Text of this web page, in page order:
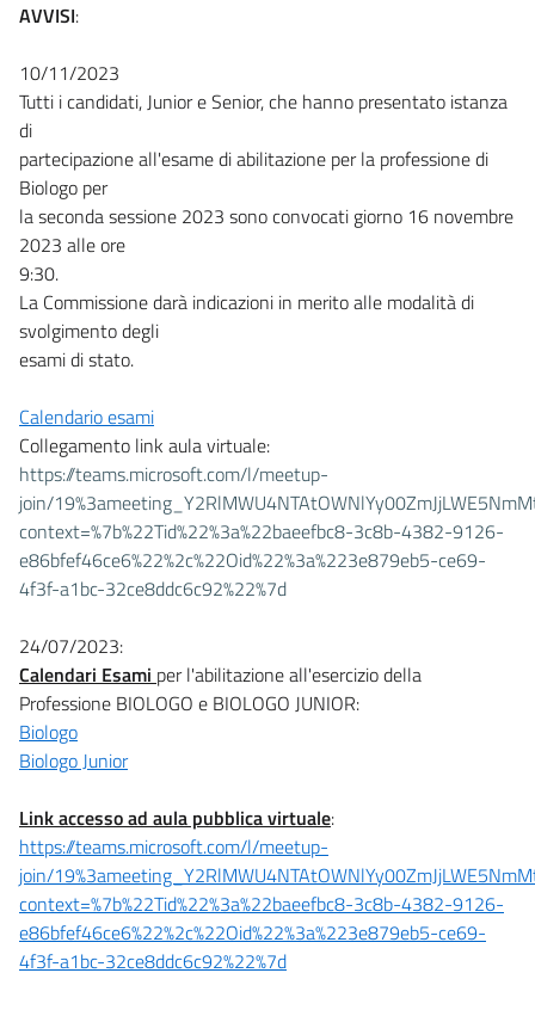
AVVISI:
10/11/2023
Tutti i candidati, Junior e Senior, che hanno presentato istanza
di
partecipazione all'esame di abilitazione per la professione di
Biologo per
la seconda sessione 2023 sono convocati giorno 16 novembre
2023 alle ore
9:30.
La Commissione darà indicazioni in merito alle modalità di
svolgimento degli
esami di stato.
Calendario esami
Collegamento link aula virtuale:
https://teams.microsoft.com/l/meetup-
join/
context=%7b%22Tid%22%3a%22baeefbc8-3c8b-4382-9126-
e86bfef46ce6%22%2c%22Oid%22%3a%223e879eb5-ce69-
4f3f-a1bc-32ce8ddc6c92%22%7d
24/07/2023:
Calendari Esami per l'abilitazione all'esercizio della
Professione BIOLOGO e BIOLOGO JUNIOR:
Biologo
Biologo Junior
Link accesso ad aula pubblica virtuale:
https://teams.microsoft.com/l/meetup-
join/
context=%7b%22Tid%22%3a%22baeefbc8-3c8b-4382-9126-
e86bfef46ce6%22%2c%22Oid%22%3a%223e879eb5-ce69-
4f3f-a1bc-32ce8ddc6c92%22%7d